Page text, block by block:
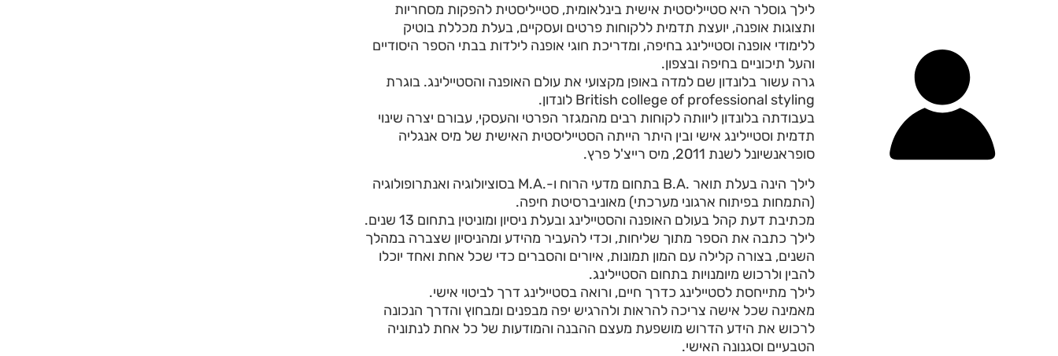
לילך גוסלר היא סטייליסטית אישית בינלאומית, סטייליסטית להפקות מסחריות
ותצוגות אופנה, יועצת תדמית ללקוחות פרטים ועסקיים, בעלת מכללת בוטיק
ללימודי אופנה וסטיילינג בחיפה, ומדריכת חוגי אופנה לילדות בבתי הספר היסודיים
והעל תיכוניים בחיפה ובצפון.
גרה עשור בלונדון שם למדה באופן מקצועי את עולם האופנה והסטיילינג. בוגרת
British college of professional styling לונדון.
בעבודתה בלונדון ליוותה לקוחות רבים מהמגזר הפרטי והעסקי, עבורם יצרה שינוי
תדמית וסטיילינג אישי ובין היתר הייתה הסטייליסטית האישית של מיס אנגליה
סופראנשיונל לשנת 2011, מיס רייצ'ל פרץ.
לילך הינה בעלת תואר .B.A בתחום מדעי הרוח ו-.M.A בסוציולוגיה ואנתרופולוגיה
(התמחות בפיתוח ארגוני מערכתי) מאוניברסיטת חיפה.
מכתיבת דעת קהל בעולם האופנה והסטיילינג ובעלת ניסיון ומוניטין בתחום 13 שנים.
לילך כתבה את הספר מתוך שליחות, וכדי להעביר מהידע ומהניסיון שצברה במהלך
השנים, בצורה קלילה עם המון תמונות, איורים והסברים כדי שכל אחת ואחד יוכלו
להבין ולרכוש מיומנויות בתחום הסטיילינג.
לילך מתייחסת לסטיילינג כדרך חיים, ורואה בסטיילינג דרך לביטוי אישי.
מאמינה שכל אישה צריכה להראות ולהרגיש יפה מבפנים ומבחוץ והדרך הנכונה
לרכוש את הידע הדרוש מושפעת מעצם ההבנה והמודעות של כל אחת לנתוניה
הטבעיים וסגנונה האישי.